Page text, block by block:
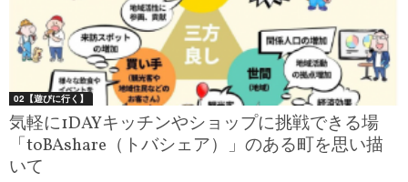
02【遊びに行く】
気軽に1DAYキッチンやショップに挑戦できる場
「toBAshare（トバシェア）」のある町を思い描
いて